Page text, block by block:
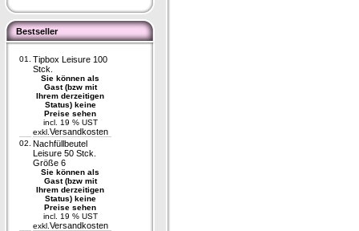
Bestseller
01.
Tipbox Leisure 100
Stck.
Sie können als
Gast (bzw mit
Ihrem derzeitigen
Status) keine
Preise sehen
incl. 19 % UST
exkl. Versandkosten
02. Nachfüllbeutel
Leisure 50 Stck.
Größe 6
Sie können als
Gast (bzw mit
Ihrem derzeitigen
Status) keine
Preise sehen
incl. 19 % UST
exkl. Versandkosten